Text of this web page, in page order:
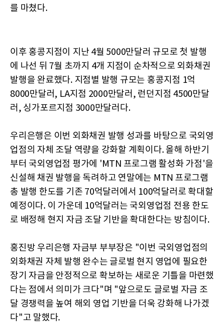
를 마쳤다.
이후 홍콩지점이 지난 4월 5000만달러 규모로 첫 발행
에 나선 뒤 7월 초까지 4개 지점이 순차적으로 외화채권
발행을 완료했다. 지점별 발행 규모는 홍콩지점 1억
8000만달러, LA지점 2000만달러, 런던지점 4500만달
러, 싱가포르지점 3000만달러다.
우리은행은 이번 외화채권 발행 성과를 바탕으로 국외영
업점의 자체 조달 역량을 강화할 계획이다. 올해 하반기
부터 국외영업점 평가에 'MTN 프로그램 활성화 가점'을
신설해 채권 발행을 독려하고 연말에는 MTN 프로그램
총 발행 한도를 기존 70억달러에서 100억달러로 확대할
예정이다. 이 가운데 10억달러는 국외영업점 전용 한도
로 배정해 현지 자금 조달 기반을 확대한다는 방침이다.
홍진방 우리은행 자금부 부부장은 "이번 국외영업점의
외화채권 자체 발행 완수는 글로벌 현지 영업에 필요한
장기 자금을 안정적으로 확보하는 새로운 기틀을 마련했
다는 점에서 의미가 크다"며 "앞으로도 글로벌 자금 조
달 경쟁력을 높여 해외 영업 기반을 더욱 강화해 나가겠
다"고 말했다.